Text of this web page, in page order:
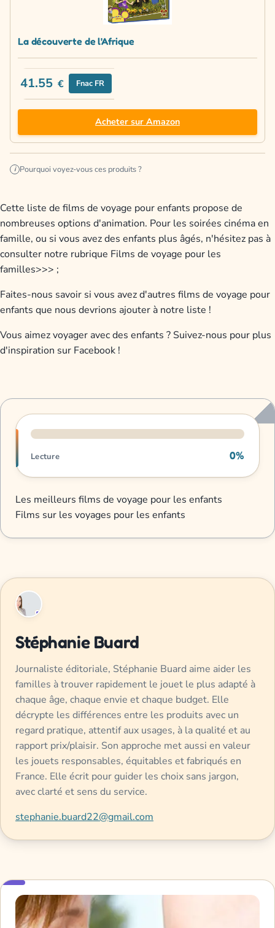
La découverte de l'Afrique
41.55 € Fnac FR
Acheter sur Amazon
i Pourquoi voyez-vous ces produits ?
Cette liste de films de voyage pour enfants propose de
nombreuses options d'animation. Pour les soirées cinéma en
famille, ou si vous avez des enfants plus âgés, n'hésitez pas à
consulter notre rubrique Films de voyage pour les
familles>>> ;
Faites-nous savoir si vous avez d'autres films de voyage pour
enfants que nous devrions ajouter à notre liste !
Vous aimez voyager avec des enfants ? Suivez-nous pour plus
d'inspiration sur Facebook !
Progression de lecture
Lecture 0%
Les meilleurs films de voyage pour les enfants
Films sur les voyages pour les enfants
Stéphanie Buard
Journaliste éditoriale, Stéphanie Buard aime aider les
familles à trouver rapidement le jouet le plus adapté à
chaque âge, chaque envie et chaque budget. Elle
décrypte les différences entre les produits avec un
regard pratique, attentif aux usages, à la qualité et au
rapport prix/plaisir. Son approche met aussi en valeur
les jouets responsables, équitables et fabriqués en
France. Elle écrit pour guider les choix sans jargon,
avec clarté et sens du service.
stephanie.buard22@gmail.com